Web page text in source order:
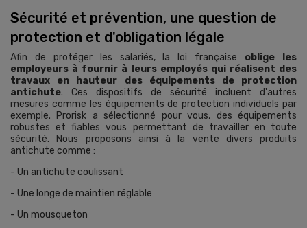
Sécurité et prévention, une question de
protection et d'obligation légale
Afin de protéger les salariés, la loi française oblige les
employeurs à fournir à leurs employés qui réalisent des
travaux en hauteur des équipements de protection
antichute. Ces dispositifs de sécurité incluent d'autres
mesures comme les équipements de protection individuels par
exemple. Prorisk a sélectionné pour vous, des équipements
robustes et fiables vous permettant de travailler en toute
sécurité. Nous proposons ainsi à la vente divers produits
antichute comme :
- Un antichute coulissant
- Une longe de maintien réglable
- Un mousqueton